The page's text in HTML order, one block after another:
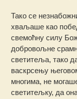
Тако се
хваљаше као
cвемоћну силу
добровољне
светитеља, тако
васкрсењу
многима, не
свeтитељку, да